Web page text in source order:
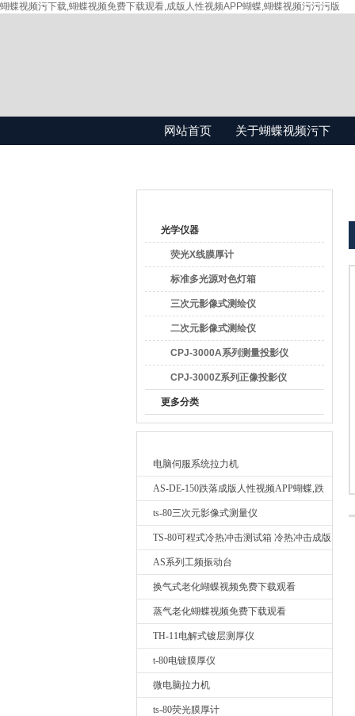
蝴蝶视频污下载,蝴蝶视频免费下载观看,成版人性视频APP蝴蝶,蝴蝶视频污污污版
广东蝴蝶视频污下载检测仪器有限公司
网站首页 关于蝴蝶视频污下
光学仪器
荧光X线膜厚计
标准多光源对色灯箱
三次元影像式测绘仪
二次元影像式测绘仪
CPJ-3000A系列测量投影仪
CPJ-3000Z系列正像投影仪
更多分类
电脑伺服系统拉力机
AS-DE-150跌落成版人性视频APP蝴蝶,跌
落测试我要询价
ts-80三次元影像式测量仪
TS-80可程式冷热冲击测试箱 冷热冲击成版
人性视频APP蝴蝶
AS系列工频振动台
换气式老化蝴蝶视频免费下载观看
蒸气老化蝴蝶视频免费下载观看
TH-11电解式镀层测厚仪
t-80电镀膜厚仪
微电脑拉力机
ts-80荧光膜厚计